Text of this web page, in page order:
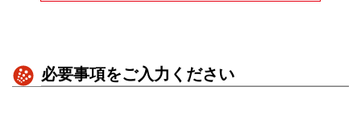
必要事項をご入力ください